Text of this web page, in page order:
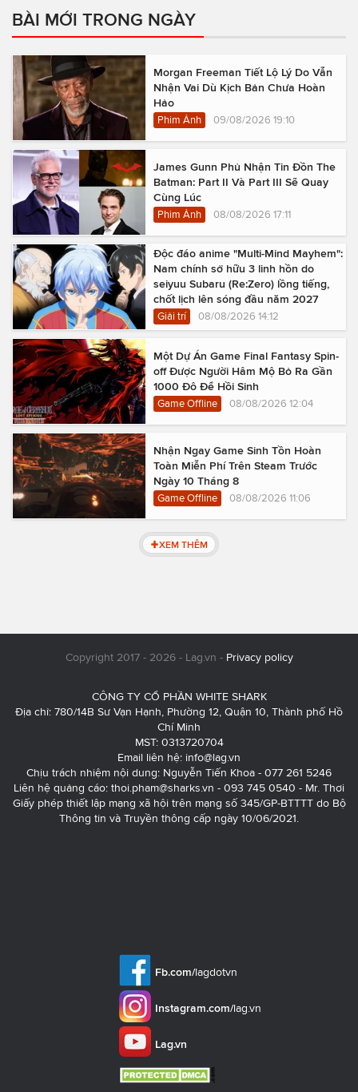
BÀI MỚI TRONG NGÀY
Morgan Freeman Tiết Lộ Lý Do Vẫn
Nhận Vai Dù Kịch Bản Chưa Hoàn
Hảo
Phim Ảnh 09/08/2026 19:10
James Gunn Phủ Nhận Tin Đồn The
Batman: Part II Và Part III Sẽ Quay
Cùng Lúc
Phim Ảnh 08/08/2026 17:11
Độc đáo anime "Multi-Mind Mayhem":
Nam chính sở hữu 3 linh hồn do
seiyuu Subaru (Re:Zero) lồng tiếng,
chốt lịch lên sóng đầu năm 2027
Giải trí 08/08/2026 14:12
Một Dự Án Game Final Fantasy Spin-
off Được Người Hâm Mộ Bỏ Ra Gần
1000 Đô Để Hồi Sinh
Game Offline 08/08/2026 12:04
Nhận Ngay Game Sinh Tồn Hoàn
Toàn Miễn Phí Trên Steam Trước
Ngày 10 Tháng 8
Game Offline 08/08/2026 11:06
XEM THÊM
Copyright 2017 - 2026 - Lag.vn - Privacy policy
CÔNG TY CỔ PHẦN WHITE SHARK
Địa chỉ: 780/14B Sư Vạn Hạnh, Phường 12, Quận 10, Thành phố Hồ
Chí Minh
MST: 0313720704
Email liên hệ: info@lag.vn
Chịu trách nhiệm nội dung: Nguyễn Tiến Khoa - 077 261 5246
Liên hệ quảng cáo: thoi.pham@sharks.vn - 093 745 0540 - Mr. Thơi
Giấy phép thiết lập mạng xã hội trên mạng số 345/GP-BTTTT do Bộ
Thông tin và Truyền thông cấp ngày 10/06/2021.
Fb.com/lagdotvn
Instagram.com/lag.vn
Lag.vn